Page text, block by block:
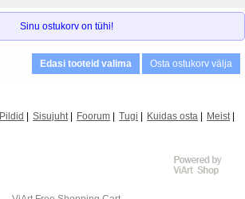
Sinu ostukorv on tühi!
Edasi tooteid valima Osta ostukorv välja
Pildid Sisujuht Foorum Tugi Kuidas osta
Meist